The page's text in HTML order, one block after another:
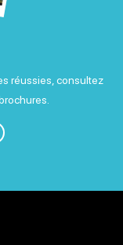
réussies, consultez